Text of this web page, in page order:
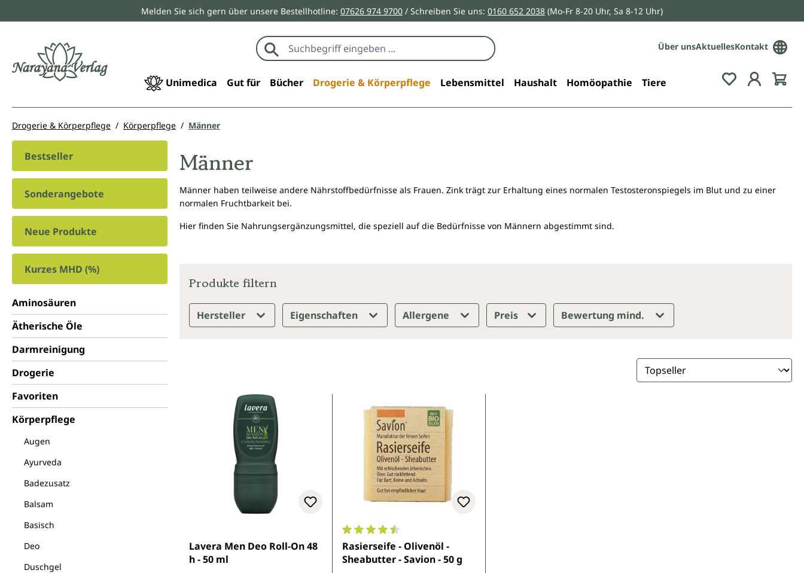
Zur Hauptnavigation springenMelden Sie sich gern über unsere Bestellhotline: 07626 974 9700 / Schreiben Sie uns: 0160 652 2038 (Mo-Fr 8-20 Uhr, Sa 8-12 Uhr)
Über unsAktuellesKontakt
Unimedica Gut für Bücher Drogerie & Körperpflege Lebensmittel Haushalt Homöopathie Tiere Du hast 0
Drogerie & Körperpflege Körperpflege Männer
Bestseller
Sonderangebote
Neue Produkte
Kurzes MHD (%)
Aminosäuren
Ätherische Öle
Darmreinigung
Drogerie
Favoriten
Körperpflege
Augen
Ayurveda
Badezusatz
Balsam
Basisch
Deo
Duschgel
Männer
Männer haben teilweise andere Nährstoffbedürfnisse als Frauen. Zink trägt zur Erhaltung eines normalen Testosteronspiegels im Blut und zu einer
normalen Fruchtbarkeit bei.
Hier finden Sie Nahrungsergänzungsmittel, die speziell auf die Bedürfnisse von Männern abgestimmt sind.
Produkte filtern
Hersteller Eigenschaften Allergene Preis Bewertung mind.
Lavera Men Deo Roll-On 48
h - 50 ml
Durchschnittliche Bewertung von 4.5 von 5 Sternen
Rasierseife - Olivenöl -
Sheabutter - Savion - 50 g